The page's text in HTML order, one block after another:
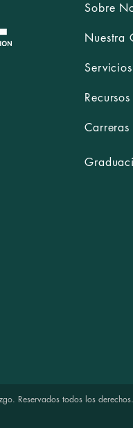
Sobre
Nuestra
Servicios
Recursos
Carreras
Reservados todos los derechos.